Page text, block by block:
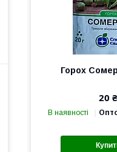
Горох
20 ₴
В наявності